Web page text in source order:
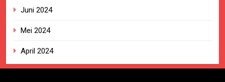
Juni 2024
Mei 2024
April 2024